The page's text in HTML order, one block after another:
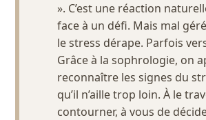
». C’est une réaction
face à un défi. Mais mal
le stress dérape. Parfois
Grâce à la sophrologie, on
reconnaître les signes du
qu’il n’aille trop loin. À le
contourner, à vous de